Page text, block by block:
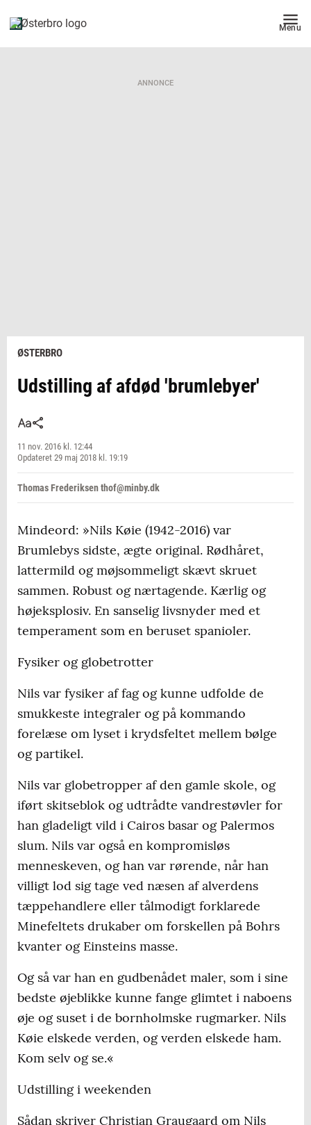
Menu
ANNONCE
ØSTERBRO
Udstilling af afdød 'brumlebyer'
11 nov. 2016 kl. 12:44
Opdateret 29 maj 2018 kl. 19:19
Thomas Frederiksen thof@minby.dk
Mindeord: »Nils Køie (1942-2016) var
Brumlebys sidste, ægte original. Rødhåret,
lattermild og møjsommeligt skævt skruet
sammen. Robust og nærtagende. Kærlig og
højeksplosiv. En sanselig livsnyder med et
temperament som en beruset spanioler.
Fysiker og globetrotter
Nils var fysiker af fag og kunne udfolde de
smukkeste integraler og på kommando
forelæse om lyset i krydsfeltet mellem bølge
og partikel.
Nils var globetropper af den gamle skole, og
iført skitseblok og udtrådte vandrestøvler for
han gladeligt vild i Cairos basar og Palermos
slum. Nils var også en kompromisløs
menneskeven, og han var rørende, når han
villigt lod sig tage ved næsen af alverdens
tæppehandlere eller tålmodigt forklarede
Minefeltets drukaber om forskellen på Bohrs
kvanter og Einsteins masse.
Og så var han en gudbenådet maler, som i sine
bedste øjeblikke kunne fange glimtet i naboens
øje og suset i de bornholmske rugmarker. Nils
Køie elskede verden, og verden elskede ham.
Kom selv og se.«
Udstilling i weekenden
Sådan skriver Christian Graugaard om Nils